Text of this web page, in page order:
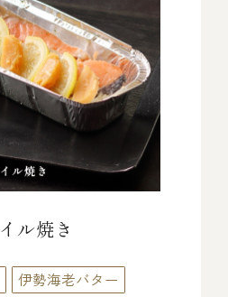
ル焼き
伊勢海老バター